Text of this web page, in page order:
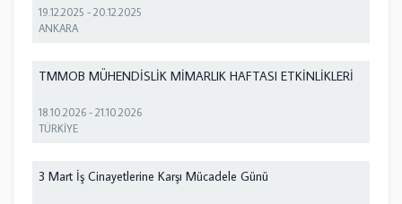
19.12.2025 -20.12.2025
ANKARA
TMMOB MÜHENDİSLİK MİMARLIK HAFTASI ETKİNLİKLERİ
18.10.2026 -21.10.2026
TÜRKİYE
3 Mart İş Cinayetlerine Karşı Mücadele Günü